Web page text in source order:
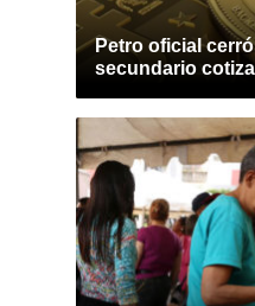
Petro oficial cerró
secundario